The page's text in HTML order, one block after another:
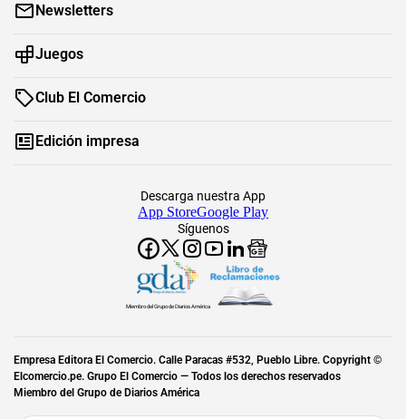
Newsletters
Juegos
Club El Comercio
Edición impresa
Síguenos
Descarga nuestra App
App StoreGoogle Play
Miembro del Grupo de Diarios América
Empresa Editora El Comercio. Calle Paracas #532, Pueblo Libre. Copyright ©
Elcomercio.pe. Grupo El Comercio — Todos los derechos reservados
Miembro del Grupo de Diarios América